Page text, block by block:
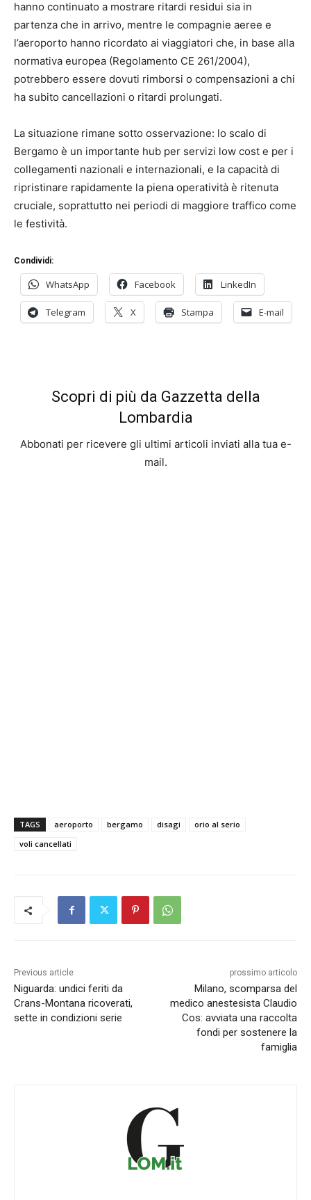
hanno continuato a mostrare ritardi residui sia in
partenza che in arrivo, mentre le compagnie aeree e
l’aeroporto hanno ricordato ai viaggiatori che, in base alla
normativa europea (Regolamento CE 261/2004),
potrebbero essere dovuti rimborsi o compensazioni a chi
ha subito cancellazioni o ritardi prolungati.
La situazione rimane sotto osservazione: lo scalo di
Bergamo è un importante hub per servizi low cost e per i
collegamenti nazionali e internazionali, e la capacità di
ripristinare rapidamente la piena operatività è ritenuta
cruciale, soprattutto nei periodi di maggiore traffico come
le festività.
Condividi:
WhatsApp Facebook LinkedIn
Telegram X Stampa E-mail
Scopri di più da Gazzetta della
Lombardia
Abbonati per ricevere gli ultimi articoli inviati alla tua e-
mail.
TAGS aeroporto bergamo disagi
orio al serio
voli cancellati
Previous article
Niguarda: undici feriti da
Crans-Montana ricoverati,
sette in condizioni serie
prossimo articolo
Milano, scomparsa del
medico anestesista Claudio
Cos: avviata una raccolta
fondi per sostenere la
famiglia